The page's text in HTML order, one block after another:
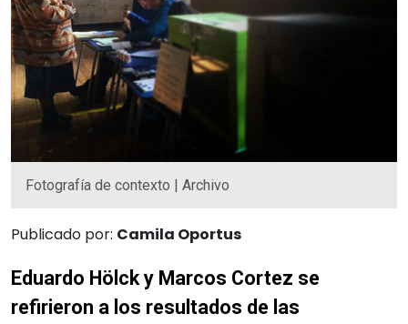
Fotografía de contexto | Archivo
Publicado por: Camila Oportus
Eduardo Hölck y Marcos Cortez se
refirieron a los resultados de las